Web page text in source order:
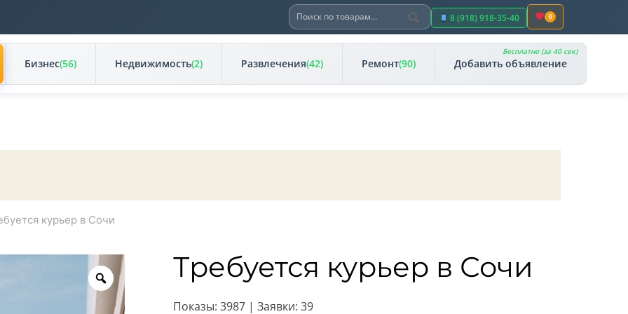
Искать:
Поиск
8 (918) 918-35-40 0
Бизнес(56) Недвижимость(2) Развлечения(42) Ремонт(90) Добавить объявление
Бесплатно (за 40 сек)
курьер в Сочи
Zoom Требуется курьер в Сочи
Показы: 3987 | Заявки: 39